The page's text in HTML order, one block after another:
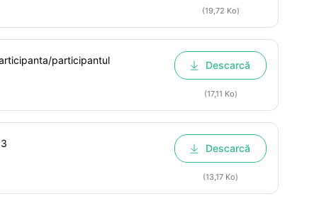
(19,72 Ko)
participantul
Descarcă
(17,11 Ko)
Descarcă
(13,17 Ko)